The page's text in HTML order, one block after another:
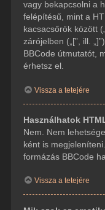
vagy bekapcsolni a
felépítésű, mint a
kacsacsőrök között
zárójelben („[”, ill.
BBCode útmutatót,
érhetsz el.
Vissza a tetejére
Használhatok
Nem. Nem
ként is
formázás BBCode
Vissza a tetejére